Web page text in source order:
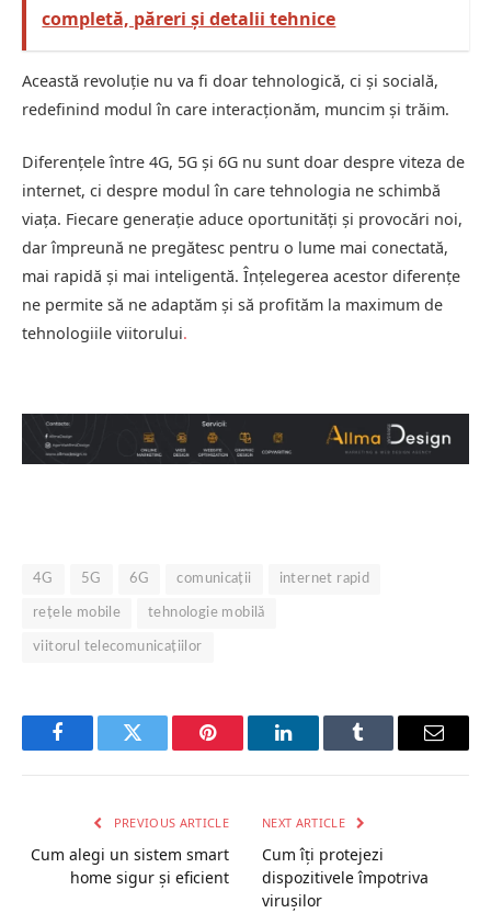
completă, păreri și detalii tehnice
Această revoluție nu va fi doar tehnologică, ci și socială,
redefinind modul în care interacționăm, muncim și trăim.
Diferențele între 4G, 5G și 6G nu sunt doar despre viteza de
internet, ci despre modul în care tehnologia ne schimbă
viața. Fiecare generație aduce oportunități și provocări noi,
dar împreună ne pregătesc pentru o lume mai conectată,
mai rapidă și mai inteligentă. Înțelegerea acestor diferențe
ne permite să ne adaptăm și să profităm la maximum de
tehnologiile viitorului.
4G 5G 6G comunicații internet rapid
rețele mobile tehnologie mobilă
viitorul telecomunicațiilor
FacebookTwitter Pinterest LinkedInTumblr Email
PREVIOUS ARTICLE
Cum alegi un sistem smart
home sigur și eficient
NEXT ARTICLE
Cum îți protejezi
dispozitivele împotriva
virușilor